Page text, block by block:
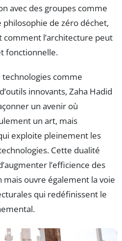
avec des groupes comme
philosophie de zéro déchet,
l’architecture peut
fonctionnelle.
technologies comme
innovants, Zaha Hadid
un avenir où
un art, mais
exploite pleinement les
Cette dualité
l’efficience des
mais ouvre également la voie
qui redéfinissent le